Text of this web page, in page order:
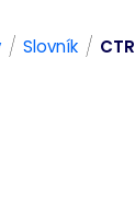
/ Slovník / CTR